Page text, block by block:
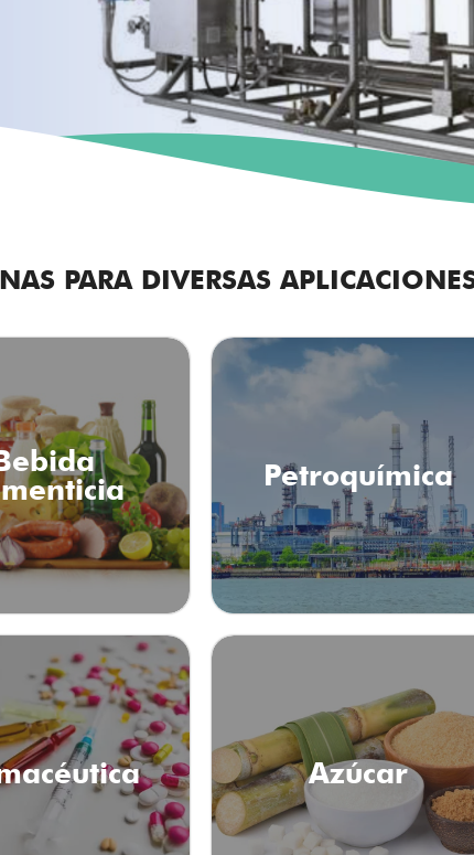
PARA DIVERSAS
Petroquímica
Azúcar